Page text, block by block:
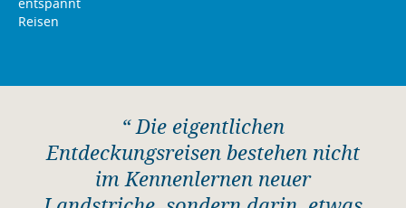
“ Die eigentlichen
Entdeckungsreisen bestehen nicht
im Kennenlernen neuer